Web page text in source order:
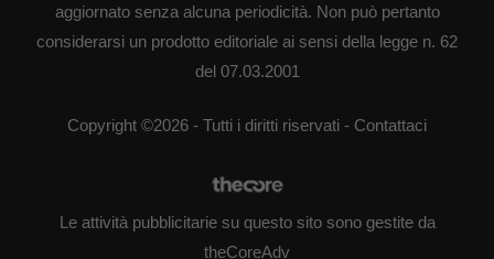
aggiornato senza alcuna periodicità. Non può pertanto
considerarsi un prodotto editoriale ai sensi della legge n. 62
del 07.03.2001
Copyright ©2026 - Tutti i diritti riservati - Contattaci
Le attività pubblicitarie su questo sito sono gestite da
theCoreAdv